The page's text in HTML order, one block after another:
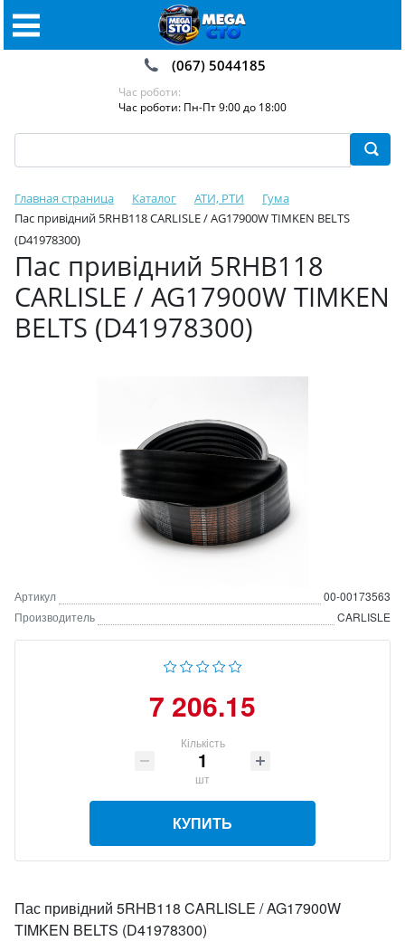
(067) 5044185
Час роботи:
Час роботи: Пн-Пт 9:00 до 18:00
Главная страница Каталог АТИ, РТИ
Гума
Пас привідний 5RHB118 CARLISLE / AG17900W TIMKEN BELTS
(D41978300)
Пас привідний 5RHB118
CARLISLE / AG17900W TIMKEN
BELTS (D41978300)
Артикул
00-00173563
Производитель
CARLISLE
7 206.15
Кількість
шт
КУПИТЬ
Пас привідний 5RHB118 CARLISLE / AG17900W
TIMKEN BELTS (D41978300)